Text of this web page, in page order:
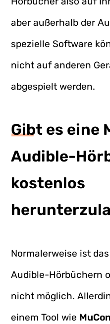
aber außerhalb der
spezielle Software
nicht auf anderen
abgespielt werden.
Gibt es eine
Audible-
kostenlos
Normalerweise ist
Audible-Hörbüchern
nicht möglich.
einem Tool wie